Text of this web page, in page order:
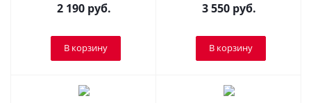
2 190руб.
В корзину
3 550руб.
В корзину